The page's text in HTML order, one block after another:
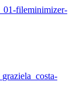
fileminimizer-